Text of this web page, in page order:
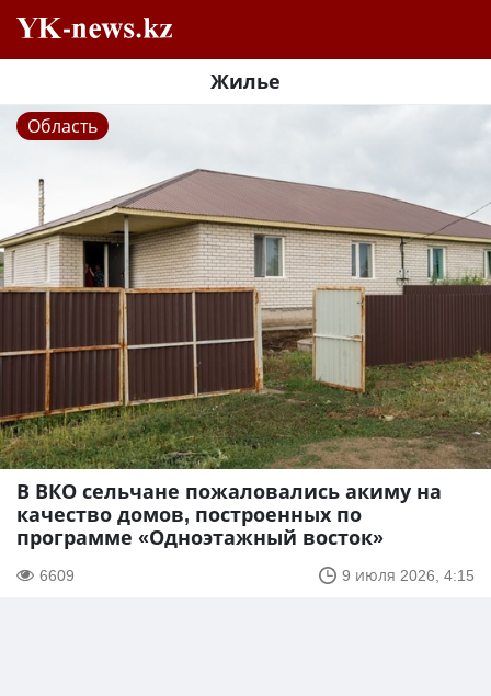
Жилье
Область
В ВКО сельчане пожаловались акиму на
качество домов, построенных по
программе «Одноэтажный восток»
6609 9 июля 2026, 4:15